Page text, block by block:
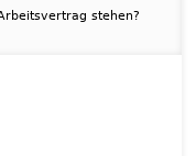
stehen?